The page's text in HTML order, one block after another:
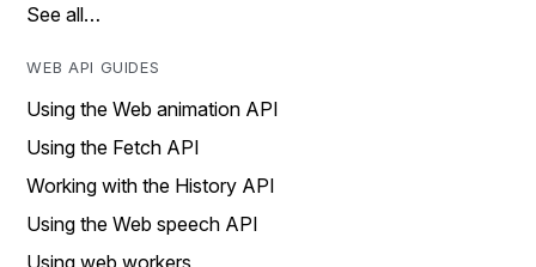
See all…
WEB API GUIDES
Using the Web animation API
Using the Fetch API
Working with the History API
Using the Web speech API
Using web workers